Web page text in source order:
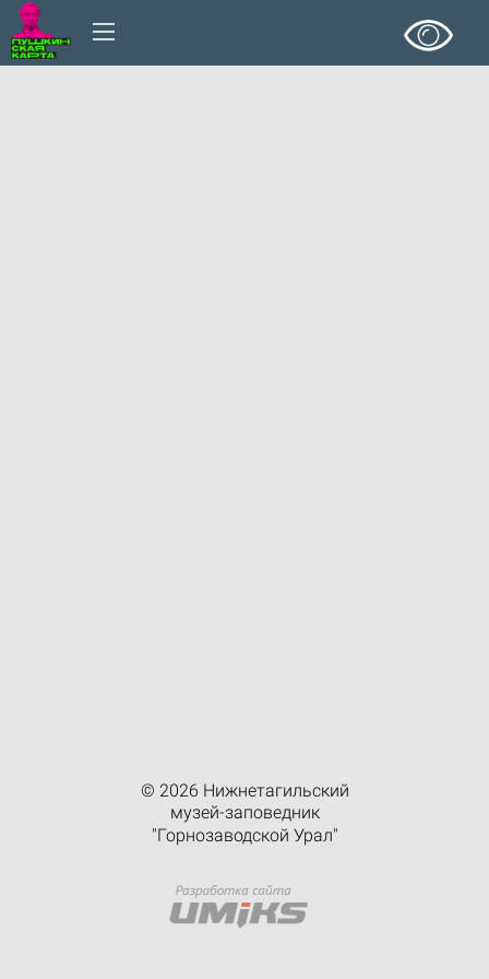
© 2026 Нижнетагильский
музей-заповедник
"Горнозаводской Урал"